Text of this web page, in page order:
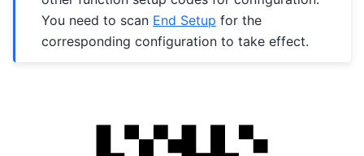
You need to scan End Setup for the
corresponding configuration to take effect.